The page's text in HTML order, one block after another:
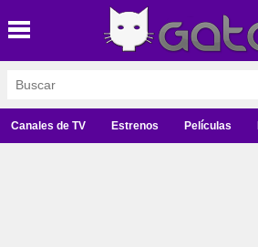
Canales de TV Estrenos Películas